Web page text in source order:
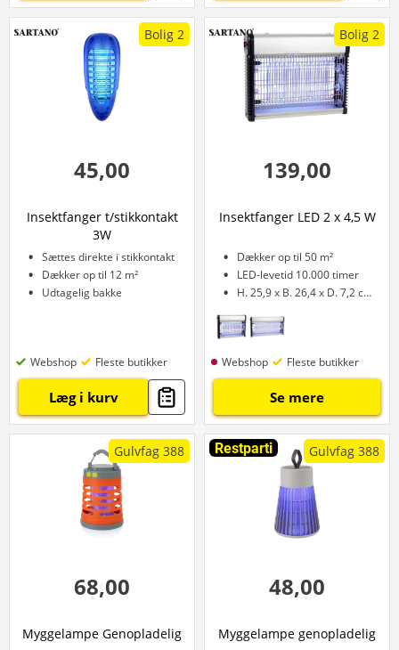
Bolig 2
45,00
Insektfanger t/stikkontakt
3W
Sættes direkte i stikkontakt
Dækker op til 12 m²
Udtagelig bakke
Webshop Fleste butikker
Læg i kurv
Bolig 2
139,00
Insektfanger LED 2 x 4,5 W
Dækker op til 50 m²
LED-levetid 10.000 timer
H. 25,9 x B. 26,4 x D. 7,2 cm
Webshop Fleste butikker
Se mere
Gulvfag 388
68,00
Myggelampe Genopladelig
Restparti Gulvfag 388
48,00
Myggelampe genopladelig